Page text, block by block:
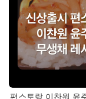
편스토랑 이찬원 윤